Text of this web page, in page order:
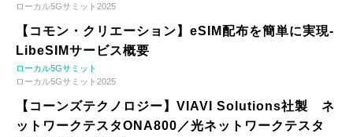
ローカル5Gサミット2025
【コモン・クリエーション】eSIM配布を簡単に実現-
LibeSIMサービス概要
ローカル5Gサミット
ローカル5Gサミット2025
【コーンズテクノロジー】VIAVI Solutions社製 ネ
ットワークテスタONA800／光ネットワークテスタ